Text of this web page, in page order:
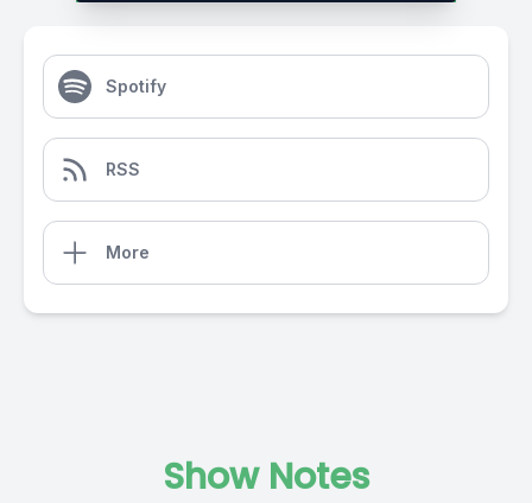
Spotify
RSS
More
Show Notes